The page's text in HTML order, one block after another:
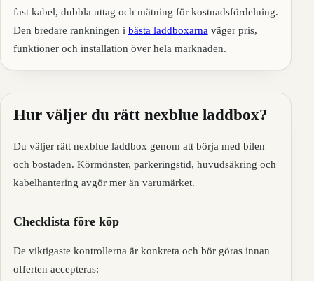
fast kabel, dubbla uttag och mätning för kostnadsfördelning.
Den bredare rankningen i bästa laddboxarna väger pris,
funktioner och installation över hela marknaden.
Hur väljer du rätt nexblue laddbox?
Du väljer rätt nexblue laddbox genom att börja med bilen
och bostaden. Körmönster, parkeringstid, huvudsäkring och
kabelhantering avgör mer än varumärket.
Checklista före köp
De viktigaste kontrollerna är konkreta och bör göras innan
offerten accepteras: